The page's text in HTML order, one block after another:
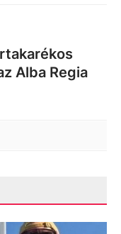
Alba Regia